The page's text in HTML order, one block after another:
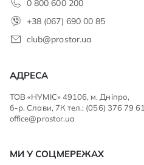
0 800 600 200
+38 (067) 690 00 85
club@prostor.ua
АДРЕСА
ТОВ «НУМІС» 49106, м. Дніпро,
б-р. Слави, 7К тел.: (056) 376 79 61
office@prostor.ua
МИ У СОЦМЕРЕЖАХ